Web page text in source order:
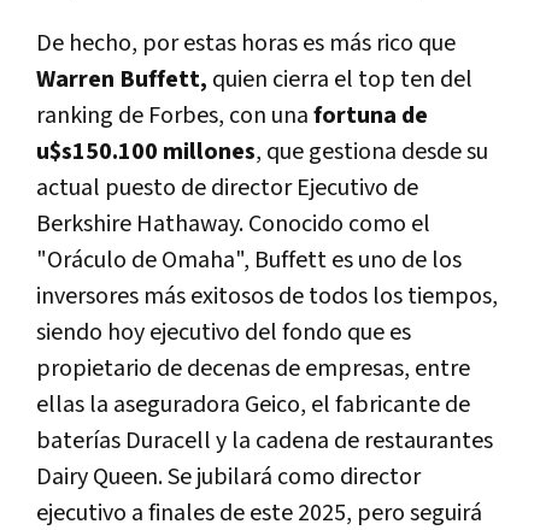
De hecho, por estas horas es más rico que
Warren Buffett, quien cierra el top ten del
ranking de Forbes, con unafortuna de
u$s150.100 millones, que gestiona desde su
actual puesto de director Ejecutivo de
Berkshire Hathaway. Conocido como el
"Oráculo de Omaha", Buffett es uno de los
inversores más exitosos de todos los tiempos,
siendo hoy ejecutivo del fondo que es
propietario de decenas de empresas, entre
ellas la aseguradora Geico, el fabricante de
baterías Duracell y la cadena de restaurantes
Dairy Queen. Se jubilará como director
ejecutivo a finales de este 2025, pero seguirá